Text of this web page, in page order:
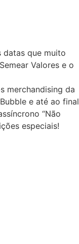
datas que muito
Valores e o
merchandising da
e até ao final
“Não
especiais!